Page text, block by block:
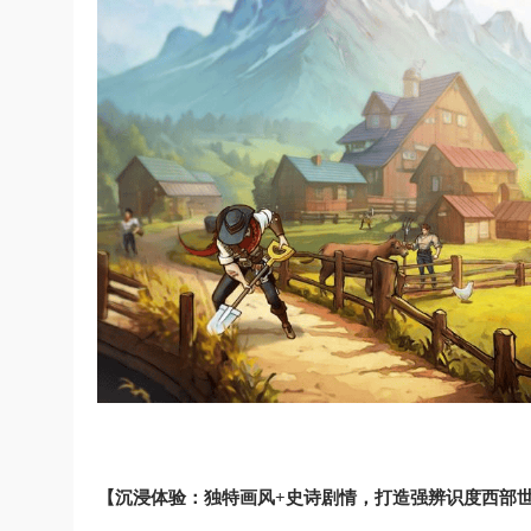
【沉浸体验：独特画风+史诗剧情，打造强辨识度西部